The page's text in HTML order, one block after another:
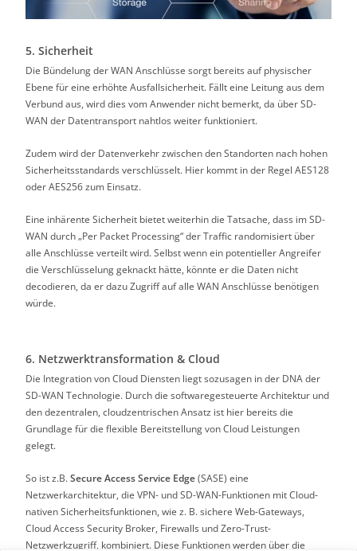
5. Sicherheit
Die Bündelung der WAN Anschlüsse sorgt bereits auf physischer
Ebene für eine erhöhte Ausfallsicherheit. Fällt eine Leitung aus dem
Verbund aus, wird dies vom Anwender nicht bemerkt, da über SD-
WAN der Datentransport nahtlos weiter funktioniert.
Zudem wird der Datenverkehr zwischen den Standorten nach hohen
Sicherheitsstandards verschlüsselt. Hier kommt in der Regel AES128
oder AES256 zum Einsatz.
Eine inhärente Sicherheit bietet weiterhin die Tatsache, dass im SD-
WAN durch „Per Packet Processing“ der Traffic randomisiert über
alle Anschlüsse verteilt wird. Selbst wenn ein potentieller Angreifer
die Verschlüsselung geknackt hätte, könnte er die Daten nicht
decodieren, da er dazu Zugriff auf alle WAN Anschlüsse benötigen
würde.
6. Netzwerktransformation & Cloud
Die Integration von Cloud Diensten liegt sozusagen in der DNA der
SD-WAN Technologie. Durch die softwaregesteuerte Architektur und
den dezentralen, cloudzentrischen Ansatz ist hier bereits die
Grundlage für die flexible Bereitstellung von Cloud Leistungen
gelegt.
So ist z.B.Secure Access Service Edge(SASE) eine
Netzwerkarchitektur, die VPN- und SD-WAN-Funktionen mit Cloud-
nativen Sicherheitsfunktionen, wie z. B. sichere Web-Gateways,
Cloud Access Security Broker, Firewalls und Zero-Trust-
Netzwerkzugriff, kombiniert. Diese Funktionen werden über die